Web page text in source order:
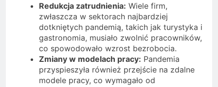
Redukcja zatrudnienia: Wiele firm,
zwłaszcza w sektorach najbardziej
dotkniętych pandemią, takich jak turystyka i
gastronomia, musiało zwolnić pracowników,
co spowodowało wzrost bezrobocia.
Zmiany w modelach pracy: Pandemia
przyspieszyła również przejście na zdalne
modele pracy, co wymagało od